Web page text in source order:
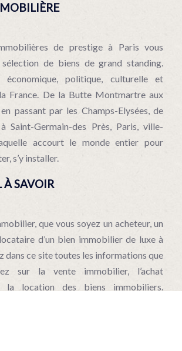
de prestige à Paris vous
de biens de grand standing.
économique, politique, culturelle et
France. De la Butte Montmartre aux
passant par les Champs-Elysées, de
Saint-Germain-des Près, Paris, ville-
accourt le monde entier pour
s’y installer.
À SAVOIR
que vous soyez un acheteur, un
d’un bien immobilier de luxe à
dans ce site toutes les informations que
sur la vente immobilier, l’achat
la location des biens immobiliers.